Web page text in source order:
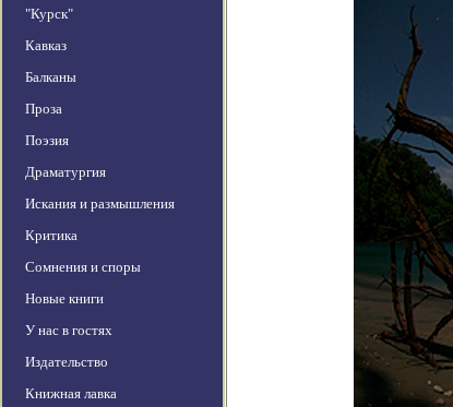
"Курск"
Кавказ
Балканы
Проза
Поэзия
Драматургия
Искания и размышления
Критика
Сомнения и споры
Новые книги
У нас в гостях
Издательство
Книжная лавка